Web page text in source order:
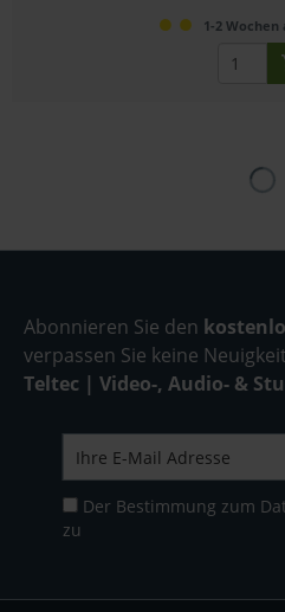
1-2 Wochen
Abonnieren Sie den
verpassen Sie keine
Teltec | Video-, Audio- &
Der Bestimmung zum
zu